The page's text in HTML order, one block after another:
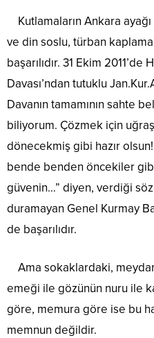
Kutlamaların Ankara
ve din soslu, türban
başarılıdır. 31 Ekim
Davası’ndan tutuklu
Davanın tamamının sahte
biliyorum. Çözmek için
dönecekmiş gibi hazır
bende benden öncekiler
güvenin…” diyen, verdiği
duramayan Genel Kurmay
de başarılıdır.
Ama sokaklardaki,
emeği ile gözünün nuru ile
göre, memura göre ise bu
memnun değildir.